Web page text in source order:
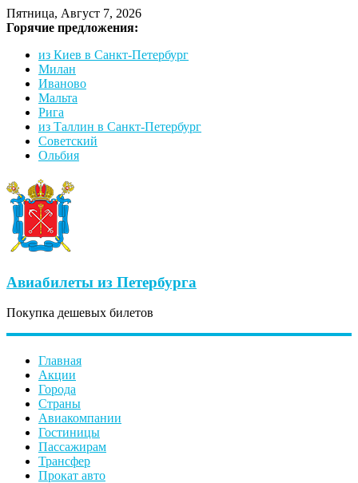
Пятница, Август 7, 2026
Горячие предложения:
из Киев в Санкт-Петербург
Милан
Иваново
Мальта
Рига
из Таллин в Санкт-Петербург
Советский
Ольбия
Авиабилеты из Петербурга
Покупка дешевых билетов
Главная
Акции
Города
Страны
Авиакомпании
Гостиницы
Пассажирам
Трансфер
Прокат авто